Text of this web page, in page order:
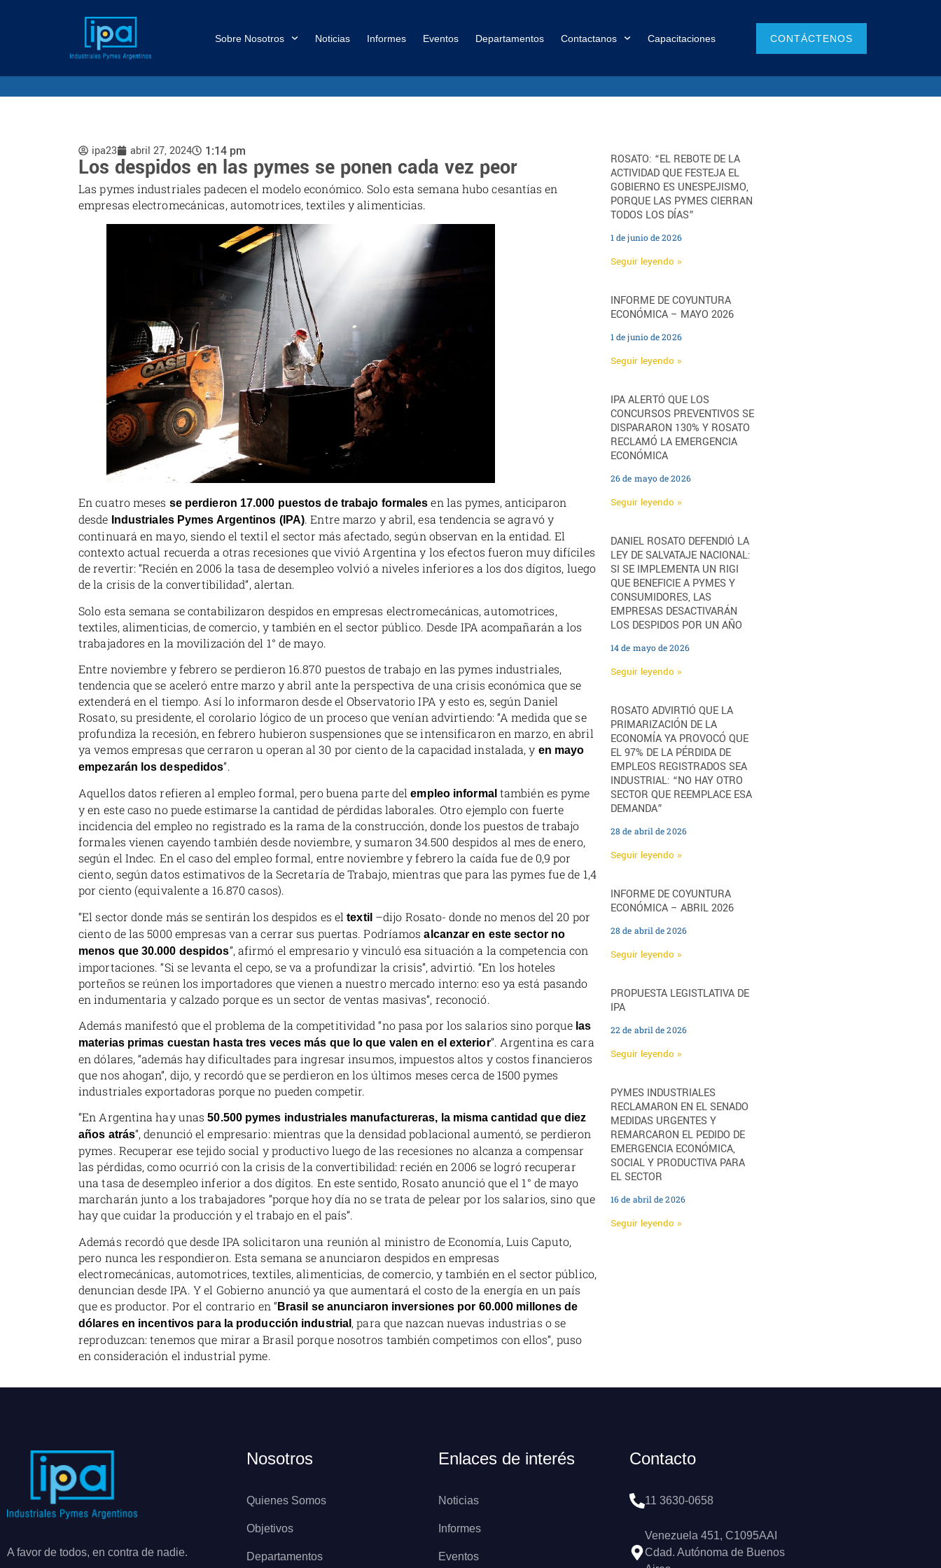
Sobre Nosotros Noticias Informes Eventos Departamentos Contactanos Capacitaciones CONTÁCTENOS
ipa23 abril 27, 2024 1:14 pm
Los despidos en las pymes se ponen cada vez peor
Las pymes industriales padecen el modelo económico. Solo esta semana hubo cesantías en
empresas electromecánicas, automotrices, textiles y alimenticias.
En cuatro meses se perdieron 17.000 puestos de trabajo formales en las pymes, anticiparon
desde Industriales Pymes Argentinos (IPA). Entre marzo y abril, esa tendencia se agravó y
continuará en mayo, siendo el textil el sector más afectado, según observan en la entidad. El
contexto actual recuerda a otras recesiones que vivió Argentina y los efectos fueron muy difíciles
de revertir: “Recién en 2006 la tasa de desempleo volvió a niveles inferiores a los dos dígitos, luego
de la crisis de la convertibilidad”, alertan.
Solo esta semana se contabilizaron despidos en empresas electromecánicas, automotrices,
textiles, alimenticias, de comercio, y también en el sector público. Desde IPA acompañarán a los
trabajadores en la movilización del 1° de mayo.
Entre noviembre y febrero se perdieron 16.870 puestos de trabajo en las pymes industriales,
tendencia que se aceleró entre marzo y abril ante la perspectiva de una crisis económica que se
extenderá en el tiempo. Así lo informaron desde el Observatorio IPA y esto es, según Daniel
Rosato, su presidente, el corolario lógico de un proceso que venían advirtiendo: “A medida que se
profundiza la recesión, en febrero hubieron suspensiones que se intensificaron en marzo, en abril
ya vemos empresas que cerraron u operan al 30 por ciento de la capacidad instalada, y en mayo
empezarán los despedidos”.
Aquellos datos refieren al empleo formal, pero buena parte delempleo informal también es pyme
y en este caso no puede estimarse la cantidad de pérdidas laborales. Otro ejemplo con fuerte
incidencia del empleo no registrado es la rama de la construcción, donde los puestos de trabajo
formales vienen cayendo también desde noviembre, y sumaron 34.500 despidos al mes de enero,
según el Indec. En el caso del empleo formal, entre noviembre y febrero la caída fue de 0,9 por
ciento, según datos estimativos de la Secretaría de Trabajo, mientras que para las pymes fue de 1,4
por ciento (equivalente a 16.870 casos).
“El sector donde más se sentirán los despidos es eltextil –dijo Rosato- donde no menos del 20 por
ciento de las 5000 empresas van a cerrar sus puertas. Podríamosalcanzar en este sector no
menos que 30.000 despidos”, afirmó el empresario y vinculó esa situación a la competencia con
importaciones. “Si se levanta el cepo, se va a profundizar la crisis”, advirtió. “En los hoteles
porteños se reúnen los importadores que vienen a nuestro mercado interno: eso ya está pasando
en indumentaria y calzado porque es un sector de ventas masivas”, reconoció.
Además manifestó que el problema de la competitividad “no pasa por los salarios sino porque las
materias primas cuestan hasta tres veces más que lo que valen en el exterior”. Argentina es cara
en dólares, “además hay dificultades para ingresar insumos, impuestos altos y costos financieros
que nos ahogan”, dijo, y recordó que se perdieron en los últimos meses cerca de 1500 pymes
industriales exportadoras porque no pueden competir.
“En Argentina hay unas50.500 pymes industriales manufactureras, la misma cantidad que diez
años atrás”, denunció el empresario: mientras que la densidad poblacional aumentó, se perdieron
pymes. Recuperar ese tejido social y productivo luego de las recesiones no alcanza a compensar
las pérdidas, como ocurrió con la crisis de la convertibilidad: recién en 2006 se logró recuperar
una tasa de desempleo inferior a dos dígitos. En este sentido, Rosato anunció que el 1° de mayo
marcharán junto a los trabajadores “porque hoy día no se trata de pelear por los salarios, sino que
hay que cuidar la producción y el trabajo en el país”.
Además recordó que desde IPA solicitaron una reunión al ministro de Economía, Luis Caputo,
pero nunca les respondieron. Esta semana se anunciaron despidos en empresas
electromecánicas, automotrices, textiles, alimenticias, de comercio, y también en el sector público,
denuncian desde IPA. Y el Gobierno anunció ya que aumentará el costo de la energía en un país
que es productor. Por el contrario en “Brasil se anunciaron inversiones por 60.000 millones de
dólares en incentivos para la producción industrial , para que nazcan nuevas industrias o se
reproduzcan: tenemos que mirar a Brasil porque nosotros también competimos con ellos”, puso
en consideración el industrial pyme.
ROSATO: “EL REBOTE DE LA
ACTIVIDAD QUE FESTEJA EL
GOBIERNO ES UNESPEJISMO,
PORQUE LAS PYMES CIERRAN
TODOS LOS DÍAS”
1 de junio de 2026
Seguir leyendo »
INFORME DE COYUNTURA
ECONÓMICA – MAYO 2026
1 de junio de 2026
Seguir leyendo »
IPA ALERTÓ QUE LOS
CONCURSOS PREVENTIVOS SE
DISPARARON 130% Y ROSATO
RECLAMÓ LA EMERGENCIA
ECONÓMICA
26 de mayo de 2026
Seguir leyendo »
DANIEL ROSATO DEFENDIÓ LA
LEY DE SALVATAJE NACIONAL:
SI SE IMPLEMENTA UN RIGI
QUE BENEFICIE A PYMES Y
CONSUMIDORES, LAS
EMPRESAS DESACTIVARÁN
LOS DESPIDOS POR UN AÑO
14 de mayo de 2026
Seguir leyendo »
ROSATO ADVIRTIÓ QUE LA
PRIMARIZACIÓN DE LA
ECONOMÍA YA PROVOCÓ QUE
EL 97% DE LA PÉRDIDA DE
EMPLEOS REGISTRADOS SEA
INDUSTRIAL: “NO HAY OTRO
SECTOR QUE REEMPLACE ESA
DEMANDA”
28 de abril de 2026
Seguir leyendo »
INFORME DE COYUNTURA
ECONÓMICA – ABRIL 2026
28 de abril de 2026
Seguir leyendo »
PROPUESTA LEGISTLATIVA DE
IPA
22 de abril de 2026
Seguir leyendo »
PYMES INDUSTRIALES
RECLAMARON EN EL SENADO
MEDIDAS URGENTES Y
REMARCARON EL PEDIDO DE
EMERGENCIA ECONÓMICA,
SOCIAL Y PRODUCTIVA PARA
EL SECTOR
16 de abril de 2026
Seguir leyendo »
A favor de todos, en contra de nadie.
Nosotros
Quienes Somos
Objetivos
Departamentos
Enlaces de interés
Noticias
Informes
Eventos
Contacto
11 3630-0658
Venezuela 451, C1095AAI
Cdad. Autónoma de Buenos